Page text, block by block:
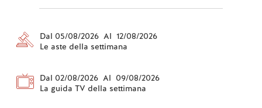
Dal 05/08/2026 Al 12/08/2026
Le aste della settimana
Dal 02/08/2026 Al 09/08/2026
La guida TV della settimana